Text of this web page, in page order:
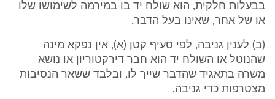
בבעלות חלקית, הוא שולח יד בו במירמה לשימושו שלו
או של אחר, שאינו בעל הדבר.
(ב) לענין גניבה, לפי סעיף קטן (א), אין נפקא מינה
שהנוטל או השולח יד הוא חבר דירקטוריון או נושא
משרה בתאגיד שהדבר שייך לו, ובלבד ששאר הנסיבות
מצטרפות כדי גניבה.